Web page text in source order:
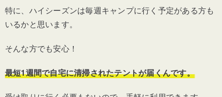
特に、ハイシーズンは毎週キャンプに行く予定がある方も
いるかと思います。
そんな方でも安心！
最短1週間で自宅に清掃されたテントが届くんです。